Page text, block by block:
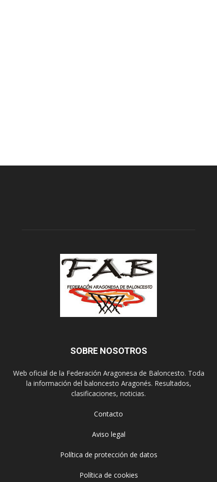
SOBRE NOSOTROS
Web oficial de la Federación Aragonesa de Baloncesto. Toda
la información del baloncesto Aragonés. Resultados,
clasificaciones, noticias.
Contacto
Aviso legal
Política de protección de datos
Política de cookies